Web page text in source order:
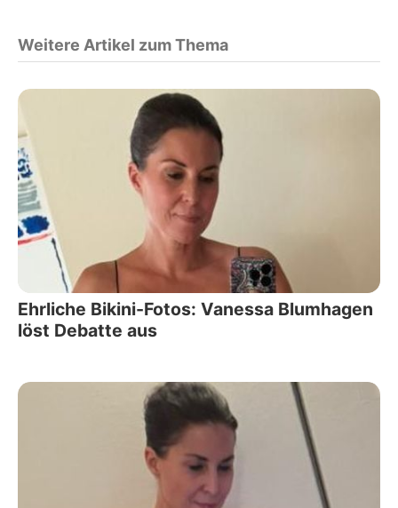
Weitere Artikel zum Thema
Ehrliche Bikini-Fotos: Vanessa Blumhagen
löst Debatte aus